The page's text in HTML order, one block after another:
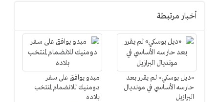
أخبار مرتبطة
«ديل بوسكي» لم يقرر بعد
حارسه الأساسي في مونديال
البرازيل
ميدو يوافق على سفر
دومنيك للانضمام لمنتخب
بلاده